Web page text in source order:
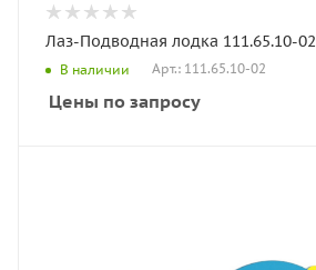
Лаз-Подводная лодка 111.65.10-02
В наличии Арт.: 111.65.10-02
Цены по запросу